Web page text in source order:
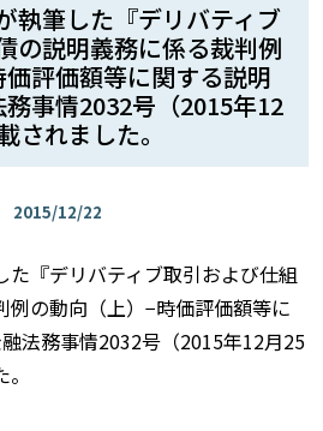
執筆した『デリバティブ
の説明義務に係る裁判例
評価額等に関する説明
事情2032号（2015年12
されました。
2015/12/22
『デリバティブ取引および仕組
例の動向（上）−時価評価額等に
法務事情2032号（2015年12月25